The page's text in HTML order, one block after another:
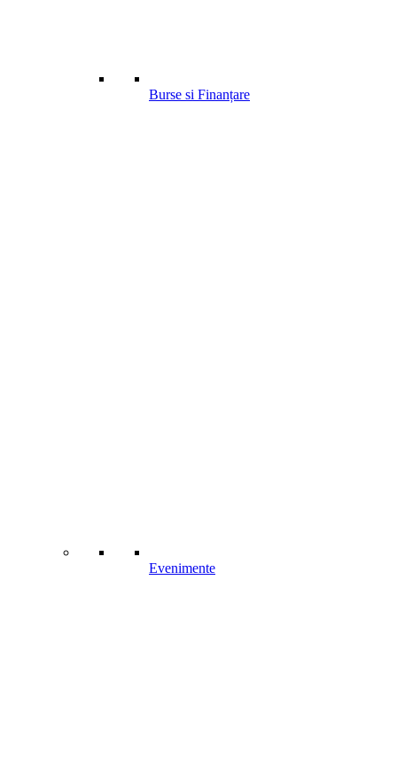
Burse si Finanțare
Evenimente